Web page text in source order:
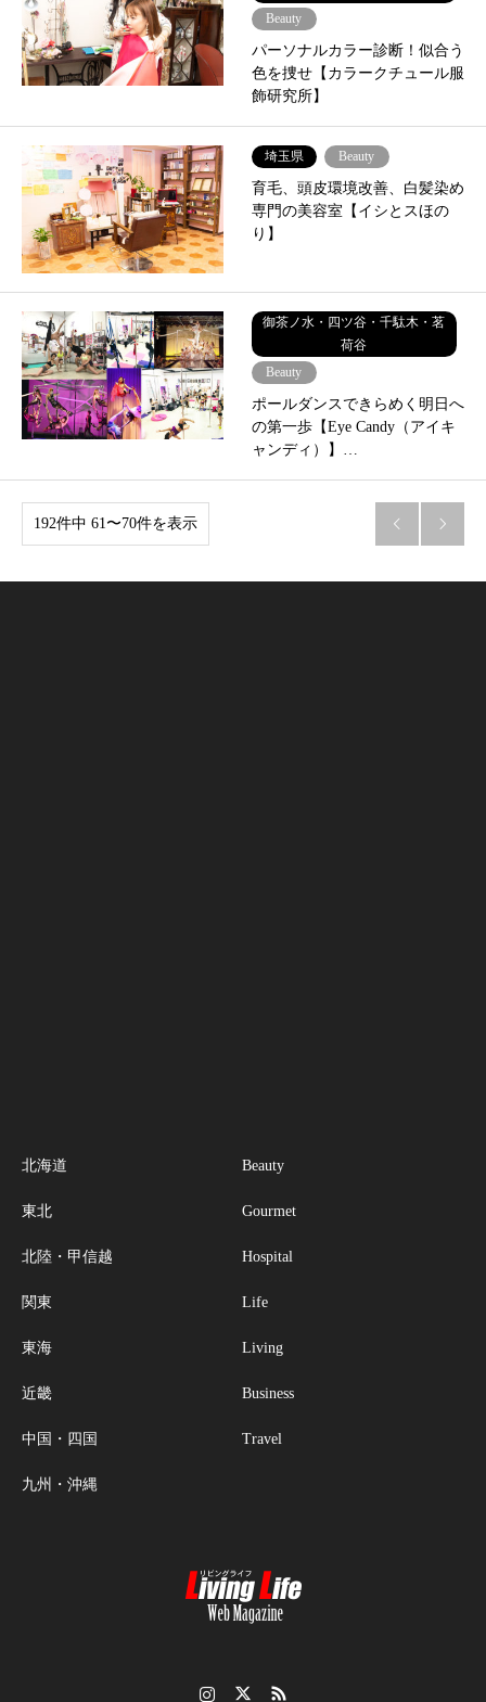
Beauty
パーソナルカラー診断！似合う
色を捜せ【カラークチュール服
飾研究所】
埼玉県 Beauty
育毛、頭皮環境改善、白髪染め
専門の美容室【イシとスほの
り】
御茶ノ水・四ツ谷・千駄木・茗
荷谷
Beauty
ポールダンスできらめく明日へ
の第一歩【Eye Candy（アイキ
ャンディ）】…
192件中 61〜70件を表示  
北海道
東北
北陸・甲信越
関東
東海
近畿
中国・四国
九州・沖縄
Beauty
Gourmet
Hospital
Life
Living
Business
Travel